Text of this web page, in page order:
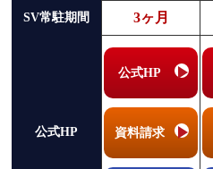
SV常駐期間 3ヶ月
公式HP
公式HP
資料請求